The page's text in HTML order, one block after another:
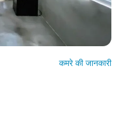
कमरे की जानकारी